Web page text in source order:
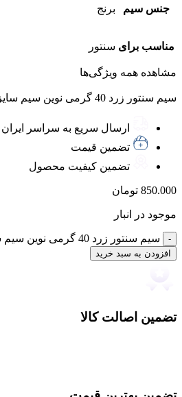
جنس سیم برنج
مناسب برای سنتور
مشاهده همه ویژگی‌ها
سیم سنتور زرد 40 گرمی نوین سیم سایز 0.40
ارسال سریع به سراسر ایران
تضمین قیمت
تضمین کیفیت محصول
850.000 تومان
موجود در انبار
سیم سنتور زرد 40 گرمی نوین سیم سایز 0.40 عدد
افزودن به سبد خرید
تضمین اصالت کالا